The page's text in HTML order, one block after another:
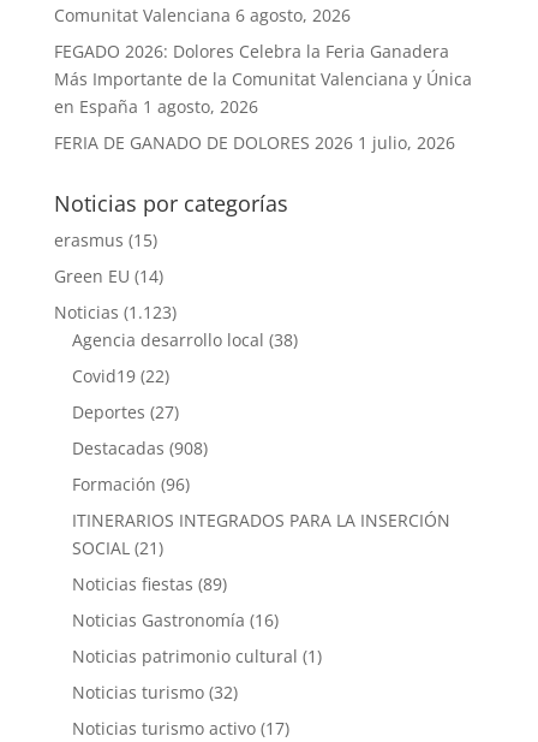
Comunitat Valenciana 6 agosto, 2026
FEGADO 2026: Dolores Celebra la Feria Ganadera
Más Importante de la Comunitat Valenciana y Única
en España 1 agosto, 2026
FERIA DE GANADO DE DOLORES 2026 1 julio, 2026
Noticias por categorías
erasmus (15)
Green EU (14)
Noticias (1.123)
Agencia desarrollo local (38)
Covid19(22)
Deportes (27)
Destacadas (908)
Formación (96)
ITINERARIOS INTEGRADOS PARA LA INSERCIÓN
SOCIAL(21)
Noticias fiestas (89)
Noticias Gastronomía (16)
Noticias patrimonio cultural (1)
Noticias turismo(32)
Noticias turismo activo(17)